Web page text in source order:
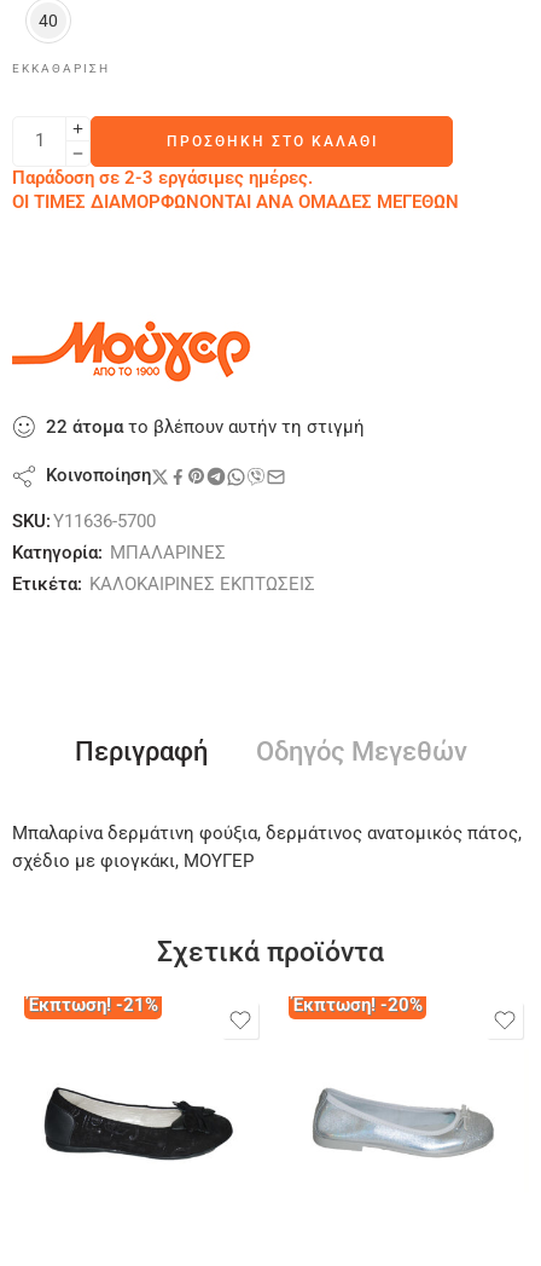
40
ΕΚΚΑΘΆΡΙΣΗ
ΠΡΟΣΘΉΚΗ ΣΤΟ ΚΑΛΆΘΙ
Παράδοση σε 2-3 εργάσιμες ημέρες.
ΟΙ ΤΙΜΕΣ ΔΙΑΜΟΡΦΩΝΟΝΤΑΙ ΑΝΑ ΟΜΑΔΕΣ ΜΕΓΕΘΩΝ
22 άτοματο βλέπουν αυτήν τη στιγμή
Κοινοποίηση
SKU: Y11636-5700
Κατηγορία: ΜΠΑΛΑΡΙΝΕΣ
Ετικέτα: ΚΑΛΟΚΑΙΡΙΝΕΣ ΕΚΠΤΩΣΕΙΣ
Περιγραφή Οδηγός Μεγεθών
Μπαλαρίνα δερμάτινη φούξια, δερμάτινος ανατομικός πάτος,
σχέδιο με φιογκάκι, ΜΟΥΓΕΡ
Σχετικά προϊόντα
Έκπτωση! -21% Έκπτωση! -20%